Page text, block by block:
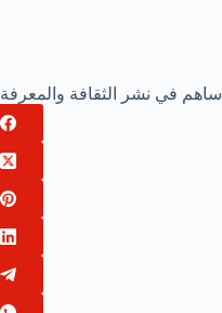
ساهم في نشر الثقافة والمعرفة